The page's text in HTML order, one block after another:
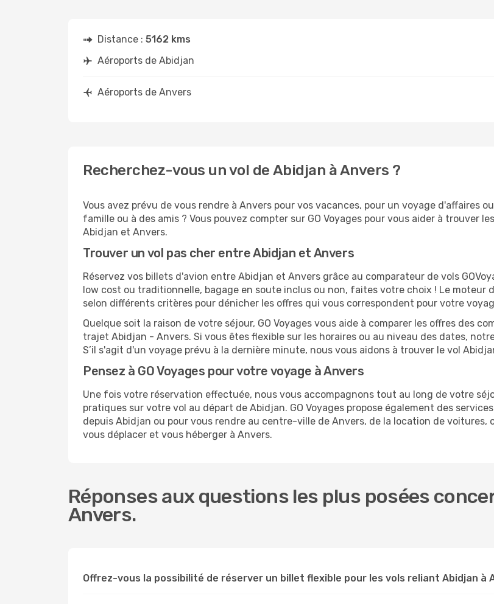
Distance : 5162 kms
Aéroports de Abidjan
Aéroports de Anvers
Recherchez-vous un vol de Abidjan à Anvers ?
Vous avez prévu de vous rendre à Anvers pour vos vacances, pour un voyage d'affaires
famille ou à des amis ? Vous pouvez compter sur GO Voyages pour vous aider à trouver
Abidjan et Anvers.
Trouver un vol pas cher entre Abidjan et Anvers
Réservez vos billets d'avion entre Abidjan et Anvers grâce au comparateur de vols
low cost ou traditionnelle, bagage en soute inclus ou non, faites votre choix ! Le moteur
selon différents critères pour dénicher les offres qui vous correspondent pour votre
Quelque soit la raison de votre séjour, GO Voyages vous aide à comparer les offres des
trajet Abidjan - Anvers. Si vous êtes flexible sur les horaires ou au niveau des dates,
S’il s'agit d'un voyage prévu à la dernière minute, nous vous aidons à trouver le vol
Pensez à GO Voyages pour votre voyage à Anvers
Une fois votre réservation effectuée, nous vous accompagnons tout au long de votre
pratiques sur votre vol au départ de Abidjan. GO Voyages propose également des
depuis Abidjan ou pour vous rendre au centre-ville de Anvers, de la location de voitures,
vous déplacer et vous héberger à Anvers.
Réponses aux questions les plus posées
Anvers.
Offrez-vous la possibilité de réserver un billet flexible pour les vols reliant Abidjan à